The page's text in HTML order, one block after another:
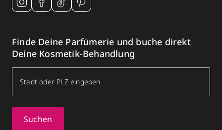
Finde Deine Parfümerie und buche direkt
Deine Kosmetik-Behandlung
Suchen